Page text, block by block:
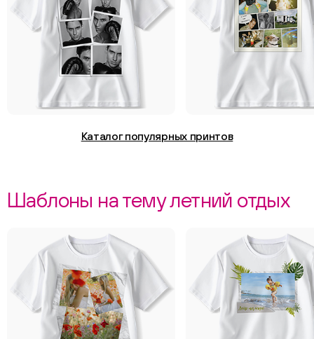
Каталог популярных принтов
Шаблоны на тему летний отдых